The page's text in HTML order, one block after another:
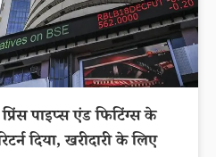
पाइप्स एंड फिटिंग्स के
दिया, खरीदारी के लिए